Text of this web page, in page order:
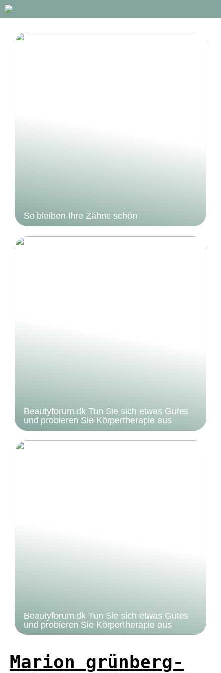
So bleiben Ihre Zähne schön
Beautyforum.dk Tun Sie sich etwas Gutes
und probieren Sie Körpertherapie aus
Beautyforum.dk Tun Sie sich etwas Gutes
und probieren Sie Körpertherapie aus
Marion grünberg-